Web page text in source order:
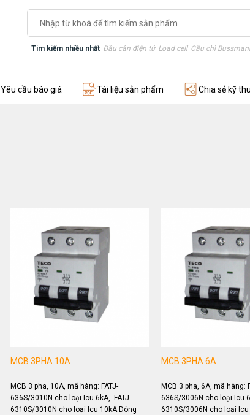
kiếm:
Tìm kiếm nhiều nhất Đầu cân điện tử Load cell Cầu chì
Yêu cầu báo giá Tài liệu sản phẩm Chia sẻ kỹ
MCB 3PHA 10A
MCB 3 pha, 10A, mã hàng: FATJ-
636S/3010N cho loại Icu 6kA, FATJ-
6310S/3010N cho loại Icu 10kA Dòng
MCB 3PHA 6A
MCB 3 pha, 6A, mã hàng:
636S/3006N cho loại Icu
6310S/3006N cho loại Icu